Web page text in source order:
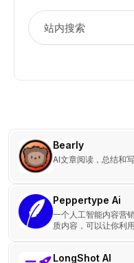
Bearly
AI文章阅读，总结和
Peppertype Ai
一个人工智能内容营
质内容，可以让你利
LongShot AI